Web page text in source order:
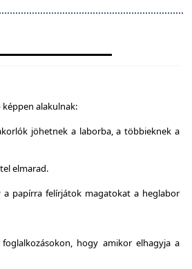
alakulnak:
jöhetnek a laborba, a többieknek a
elmarad.
papírra felírjátok magatokat a heglabor
hogy amikor elhagyja a